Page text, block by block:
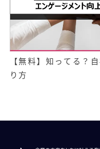
【無料】知ってる？
り方